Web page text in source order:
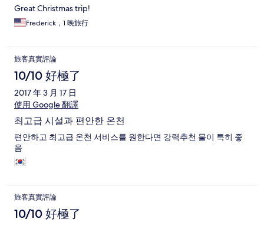
Great Christmas trip!
Frederick，1 晚旅行
旅客真實評論
10/10 好極了
2017 年 3 月 17 日
使用 Google 翻譯
최고급 시설과 편안한 온천
편안하고 최고급 온천 서비스를 원한다면 강력추천 물이 특히 좋
음
旅客真實評論
10/10 好極了